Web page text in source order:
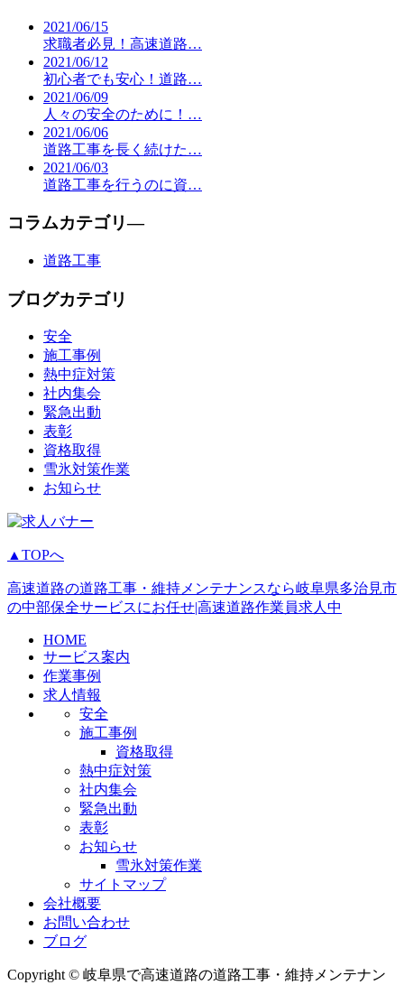
2021/06/15
求職者必見！高速道路…
2021/06/12
初心者でも安心！道路…
2021/06/09
人々の安全のために！…
2021/06/06
道路工事を長く続けた…
2021/06/03
道路工事を行うのに資…
コラムカテゴリ―
道路工事
ブログカテゴリ
安全
施工事例
熱中症対策
社内集会
緊急出動
表彰
資格取得
雪氷対策作業
お知らせ
▲TOPへ
高速道路の道路工事・維持メンテナンスなら岐阜県多治見市
の中部保全サービスにお任せ|高速道路作業員求人中
HOME
サービス案内
作業事例
求人情報
安全
施工事例
資格取得
熱中症対策
社内集会
緊急出動
表彰
お知らせ
雪氷対策作業
サイトマップ
会社概要
お問い合わせ
ブログ
Copyright © 岐阜県で高速道路の道路工事・維持メンテナン